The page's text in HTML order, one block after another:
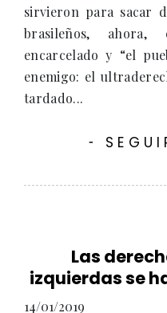
sirvieron para sacar
brasileños,
encarcelado y “el
enemigo: el
tardado...
-
Las
izquierdas se
14/01/2019